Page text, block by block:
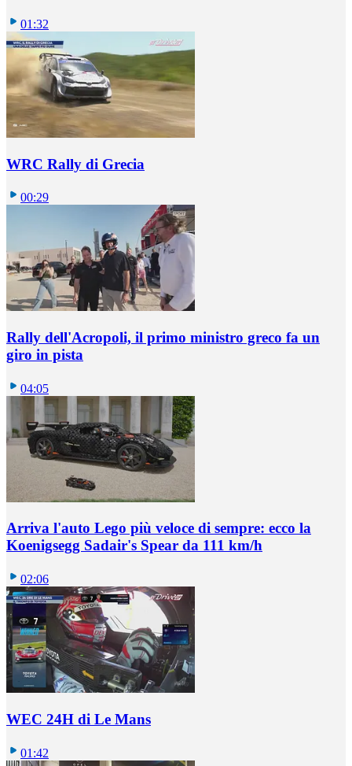
01:32
WRC Rally di Grecia
00:29
Rally dell'Acropoli, il primo ministro greco fa un
giro in pista
04:05
Arriva l'auto Lego più veloce di sempre: ecco la
Koenigsegg Sadair's Spear da 111 km/h
02:06
WEC 24H di Le Mans
01:42